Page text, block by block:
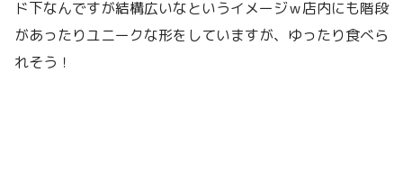
ド下なんですが結構広いなというイメージｗ店内にも階段
があったりユニークな形をしていますが、ゆったり食べら
れそう！